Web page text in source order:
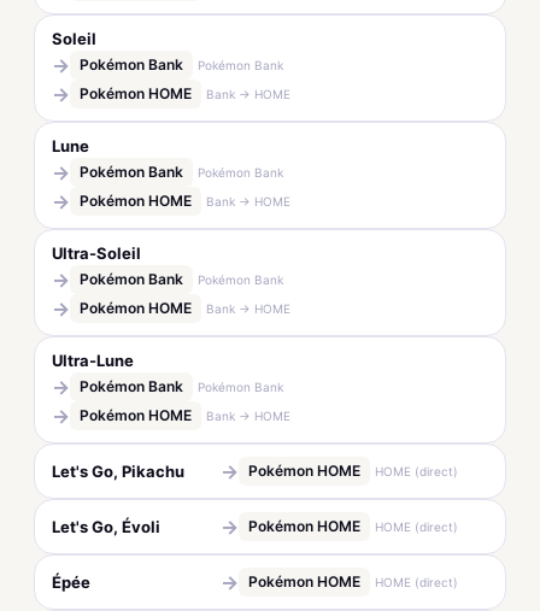
Soleil
→ Pokémon Bank Pokémon Bank
→ Pokémon HOME Bank → HOME
Lune
→ Pokémon Bank Pokémon Bank
→ Pokémon HOME Bank → HOME
Ultra-Soleil
→ Pokémon Bank Pokémon Bank
→ Pokémon HOME Bank → HOME
Ultra-Lune
→ Pokémon Bank Pokémon Bank
→ Pokémon HOME Bank → HOME
Let's Go, Pikachu → Pokémon HOME HOME (direct)
Let's Go, Évoli → Pokémon HOME HOME (direct)
Épée → Pokémon HOME HOME (direct)